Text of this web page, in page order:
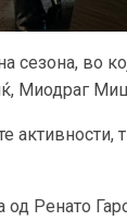
сезона, во
Миодраг
активности,
Ренато